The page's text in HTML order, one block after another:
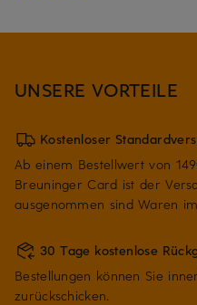
UNSERE VORTEILE
Kostenloser
Ab einem Bestellwert von
Breuninger Card ist der
ausgenommen sind Waren
30 Tage kostenlose
Bestellungen können Sie
zurückschicken.